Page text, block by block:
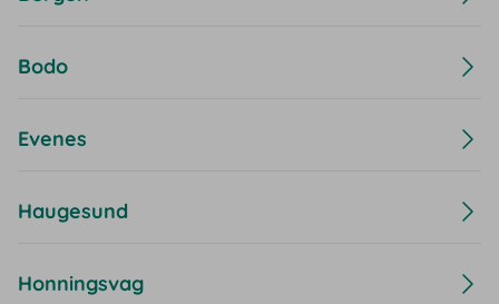
Bodo
Evenes
Haugesund
Honningsvag